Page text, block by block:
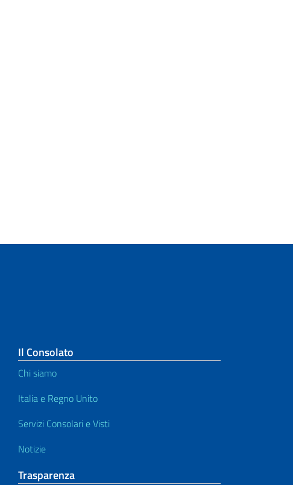
Il Consolato
Chi siamo
Italia e Regno Unito
Servizi Consolari e Visti
Notizie
Trasparenza